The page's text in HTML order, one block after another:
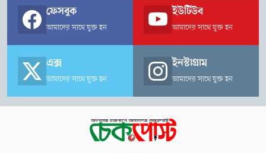
ফেসবুক
আমাদের সাথে যুক্ত হন
ইউটিউব
আমাদের সাথে যুক্ত হন
এক্স
আমাদের সাথে যুক্ত হন
ইনস্টাগ্রাম
আমাদের সাথে যুক্ত হন